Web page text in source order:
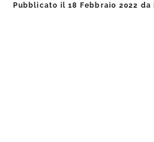
Pubblicato il18 Febbraio 2022 da